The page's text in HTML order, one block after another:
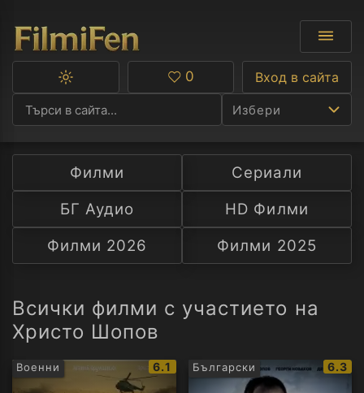
Избери
Ф
С
А
Превключване
тъмна
тема
Любими
0 Вход в сайта
Филми
Сериали
БГ Аудио
HD Филми
Филми 2026
Филми 2025
Всички филми с участието на
Христо Шопов
Военни
IMDb
рейтинг:
6.1 Български
IMDb
6.3